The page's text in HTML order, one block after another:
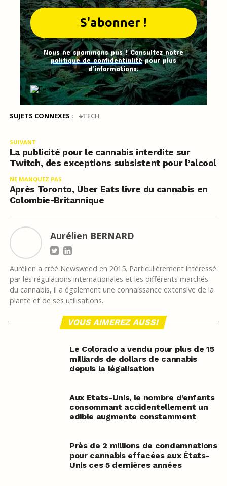
Nous ne spammons pas ! Consultez notre
politique de confidentialitépour plus
d’informations.
SUJETS CONNEXES : TECH
SUIVANT
La publicité pour le cannabis interdite sur
Twitch, des exceptions subsistent pour l’alcool
NE MANQUEZ PAS
Après Toronto, Uber Eats livre du cannabis en
Colombie-Britannique
Aurélien BERNARD
Aurélien a créé Newsweed en 2015. Particulièrement intéressé
par les régulations internationales et les différents marchés
du cannabis, il a également une connaissance extensive de la
plante et de ses utilisations.
VOUS AIMEREZ AUSSI
Le Colorado a vendu pour plus de 15
milliards de dollars de cannabis
depuis la légalisation
Aux Etats-Unis, le nombre d’enfants
consommant accidentellement un
edible augmente constamment
Près de 2 millions de condamnations
pour cannabis effacées aux États-
Unis ces 5 dernières années